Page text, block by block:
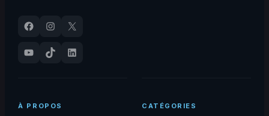
Facebook Instagram
X
YouTube
TikTok LinkedIn
À PROPOS CATÉGORIES